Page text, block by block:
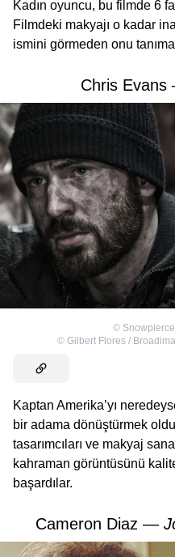
Kadın oyuncu, bu filmde 6
Filmdeki makyajı o kadar
ismini görmeden onu
Chris
©
© Gilbert Flores /
Kaptan Amerika’yı
bir adama dönüştürmek
tasarımcıları ve makyaj
kahraman görüntüsünü
başardılar.
Cameron Diaz —